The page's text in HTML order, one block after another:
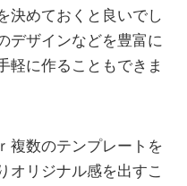
決めておくと良いでし
デザインなどを豊富に
軽に作ることもできま
複数のテンプレートを
オリジナル感を出すこ